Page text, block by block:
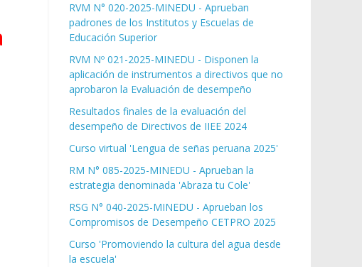
RVM N° 020-2025-MINEDU - Aprueban
padrones de los Institutos y Escuelas de
Educación Superior
RVM Nº 021-2025-MINEDU - Disponen la
aplicación de instrumentos a directivos que no
aprobaron la Evaluación de desempeño
Resultados finales de la evaluación del
desempeño de Directivos de IIEE 2024
Curso virtual 'Lengua de señas peruana 2025'
RM N° 085-2025-MINEDU - Aprueban la
estrategia denominada 'Abraza tu Cole'
RSG N° 040-2025-MINEDU - Aprueban los
Compromisos de Desempeño CETPRO 2025
Curso 'Promoviendo la cultura del agua desde
la escuela'